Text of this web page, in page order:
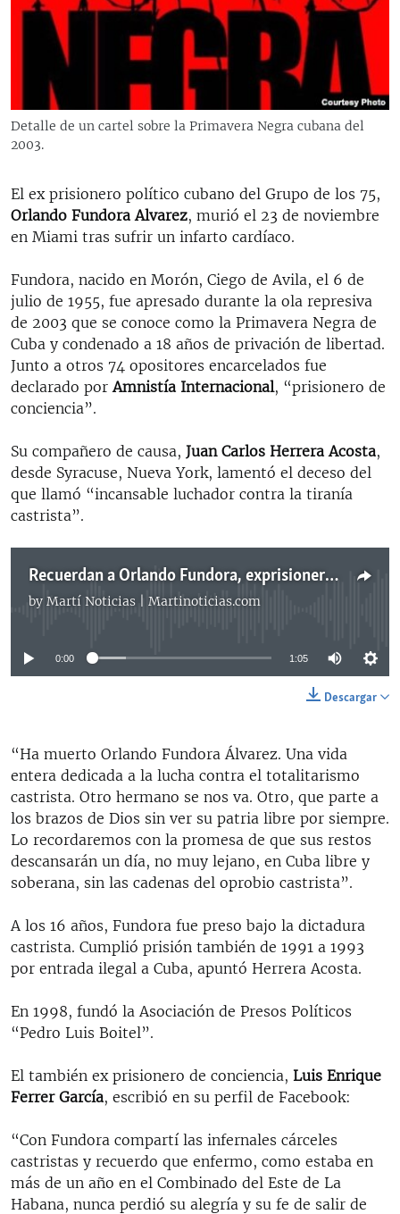
RADIO MARTÍ
ESPECIALES
ESPECIALES
LA REALIDAD DE LA VIVIENDA EN CUBA
SER VIEJO EN CUBA
LOS SANTOS DE HIALEAH
DESINFORMACIÓN RUSA EN AMÉRICA LATINA
LA INVASIÓN DE RUSIA A UCRANIA
MULTIMEDIA
EDITORIALES
Detalle de un cartel sobre la Primavera Negra cubana del
2003.
El ex prisionero político cubano del Grupo de los 75,
Orlando Fundora Alvarez, murió el 23 de noviembre
en Miami tras sufrir un infarto cardíaco.
Fundora, nacido en Morón, Ciego de Avila, el 6 de
julio de 1955, fue apresado durante la ola represiva
de 2003 que se conoce como la Primavera Negra de
Cuba y condenado a 18 años de privación de libertad.
Junto a otros 74 opositores encarcelados fue
declarado por Amnistía Internacional, “prisionero de
conciencia”.
Su compañero de causa, Juan Carlos Herrera Acosta,
desde Syracuse, Nueva York, lamentó el deceso del
que llamó “incansable luchador contra la tiranía
castrista”.
Recuerdan a Orlando Fundora, exprisionero de conciencia cubano
by Martí Noticias | Martinoticias.com
No media source currently available
0:00 1:05
Descargar
“Ha muerto Orlando Fundora Álvarez. Una vida
entera dedicada a la lucha contra el totalitarismo
castrista. Otro hermano se nos va. Otro, que parte a
los brazos de Dios sin ver su patria libre por siempre.
Lo recordaremos con la promesa de que sus restos
descansarán un día, no muy lejano, en Cuba libre y
soberana, sin las cadenas del oprobio castrista”.
A los 16 años, Fundora fue preso bajo la dictadura
castrista. Cumplió prisión también de 1991 a 1993
por entrada ilegal a Cuba, apuntó Herrera Acosta.
En 1998, fundó la Asociación de Presos Políticos
“Pedro Luis Boitel”.
El también ex prisionero de conciencia, Luis Enrique
Ferrer García, escribió en su perfil de Facebook:
“Con Fundora compartí las infernales cárceles
castristas y recuerdo que enfermo, como estaba en
más de un año en el Combinado del Este de La
Habana, nunca perdió su alegría y su fe de salir de